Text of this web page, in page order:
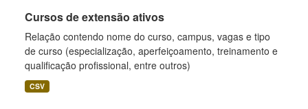
Cursos de extensão ativos
Relação contendo nome do curso, campus, vagas e tipo
de curso (especialização, aperfeiçoamento, treinamento e
qualificação profissional, entre outros)
CSV